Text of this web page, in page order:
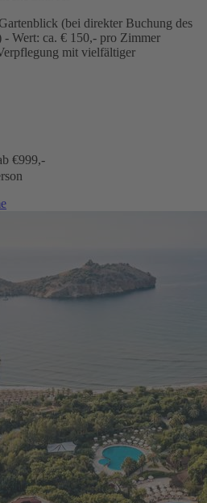
(bei direkter Buchung des
Wert: ca. € 150,- pro Zimmer
mit vielfältiger
€999,-